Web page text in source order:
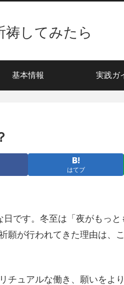
祷してみたら
基本情報 実践ガ
はてブ
です。冬至は「夜がもっ
が行われてきた理由は、
ュアルな働き、願いをよ